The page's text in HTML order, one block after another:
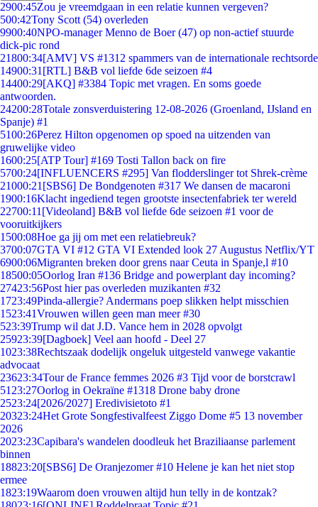
2900:45Zou je vreemdgaan in een relatie kunnen vergeven?
500:42Tony Scott (54) overleden
9900:40NPO-manager Menno de Boer (47) op non-actief stuurde
dick-pic rond
21800:34[AMV] VS #1312 spammers van de internationale rechtsorde
14900:31 [RTL] B&B vol liefde 6de seizoen #4
14400:29[AKQ] #3384 Topic met vragen. En soms goede
antwoorden.
24200:28Totale zonsverduistering 12-08-2026 (Groenland, IJsland en
Spanje) #1
5100:26Perez Hilton opgenomen op spoed na uitzenden van
gruwelijke video
1600:25[ATP Tour] #169 Tosti Tallon back on fire
5700:24[INFLUENCERS #295] Van flodderslinger tot Shrek-crème
21000:21 [SBS6] De Bondgenoten #317 We dansen de macaroni
1900:16Klacht ingediend tegen grootste insectenfabriek ter wereld
22700:11 [Videoland] B&B vol liefde 6de seizoen #1 voor de
vooruitkijkers
1500:08Hoe ga jij om met een relatiebreuk?
3700:07GTA VI #12 GTA VI Extended look 27 Augustus Netflix/YT
6900:06Migranten breken door grens naar Ceuta in Spanje,l #10
18500:05Oorlog Iran #136 Bridge and powerplant day incoming?
27423:56Post hier pas overleden muzikanten #32
1723:49Pinda-allergie? Andermans poep slikken helpt misschien
1523:41Vrouwen willen geen man meer #30
523:39Trump wil dat J.D. Vance hem in 2028 opvolgt
25923:39[Dagboek] Veel aan hoofd - Deel 27
1023:38Rechtszaak dodelijk ongeluk uitgesteld vanwege vakantie
advocaat
23623:34Tour de France femmes 2026 #3 Tijd voor de borstcrawl
51 23:27Oorlog in Oekraïne #1318 Drone baby drone
2523:24[2026/2027] Eredivisietoto #1
20323:24Het Grote Songfestivalfeest Ziggo Dome #5 13 november
2026
2023:23Capibara's wandelen doodleuk het Braziliaanse parlement
binnen
18823:20[SBS6] De Oranjezomer #10 Helene je kan het niet stop
ermee
1823:19Waarom doen vrouwen altijd hun telly in de kontzak?